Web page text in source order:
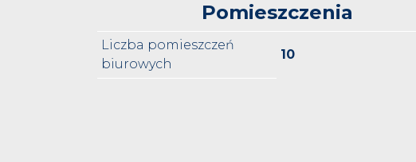
Pomieszczenia
Liczba pomieszczeń
biurowych
10